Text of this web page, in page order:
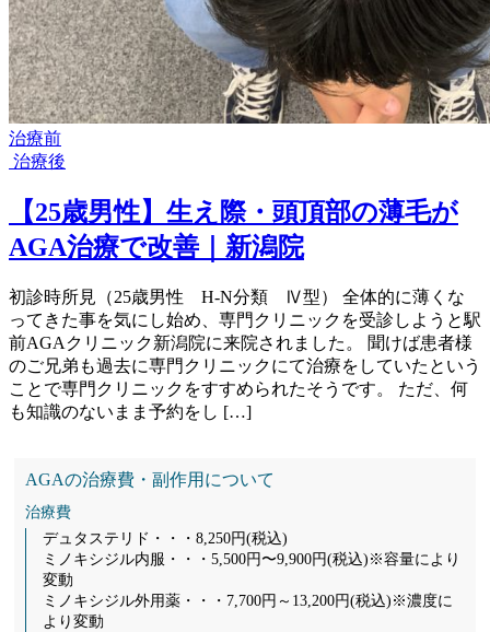
治療前
治療後
【25歳男性】生え際・頭頂部の薄毛が
AGA治療で改善｜新潟院
初診時所見（25歳男性 H-N分類 Ⅳ型） 全体的に薄くな
ってきた事を気にし始め、専門クリニックを受診しようと駅
前AGAクリニック新潟院に来院されました。 聞けば患者様
のご兄弟も過去に専門クリニックにて治療をしていたという
ことで専門クリニックをすすめられたそうです。 ただ、何
も知識のないまま予約をし […]
AGAの治療費・副作用について
治療費
デュタステリド・・・8,250円(税込)
ミノキシジル内服・・・5,500円〜9,900円(税込)※容量により
変動
ミノキシジル外用薬・・・7,700円～13,200円(税込)※濃度に
より変動